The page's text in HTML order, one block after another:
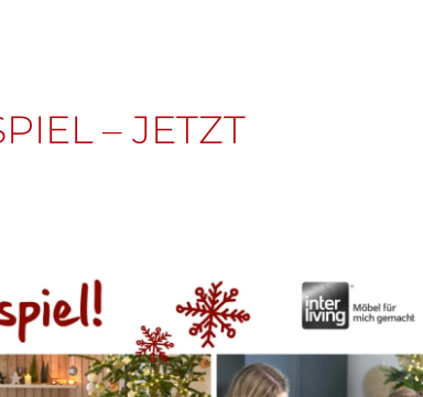
– JETZT